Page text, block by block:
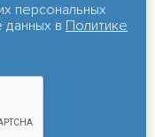
персональных
в Политике